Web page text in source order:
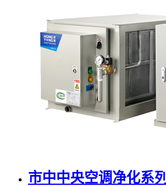
市中中央空调净化系列